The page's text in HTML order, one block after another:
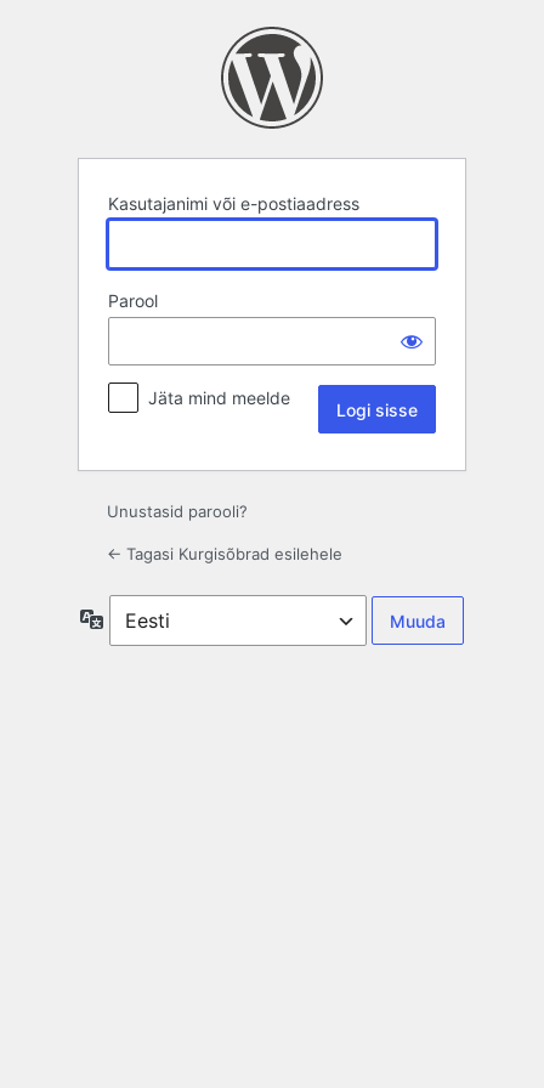
Kasutajanimi või e-postiaadress
Parool
Jäta mind meelde
Unustasid parooli?
← Tagasi Kurgisõbrad esilehele
Keel